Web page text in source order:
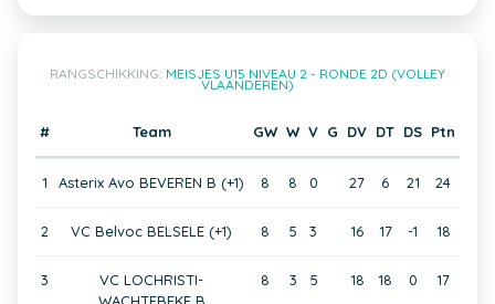
RANGSCHIKKING: MEISJES U15 NIVEAU 2 - RONDE 2D (VOLLEY
VLAANDEREN)
# Team GW W V G DV DT DS Ptn
1 Asterix Avo BEVEREN B (+1) 8 8 0 27 6 21 24
2 VC Belvoc BELSELE (+1) 8 5 3 16 17 -1 18
3
VC LOCHRISTI-
8 3 5 18 18 0 17